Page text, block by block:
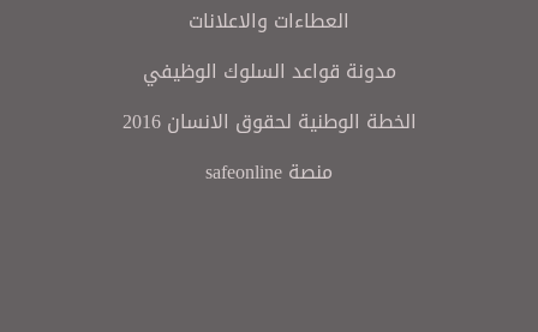
العطاءات والاعلانات
مدونة قواعد السلوك الوظيفي
الخطة الوطنية لحقوق الانسان 2016
منصة safeonline